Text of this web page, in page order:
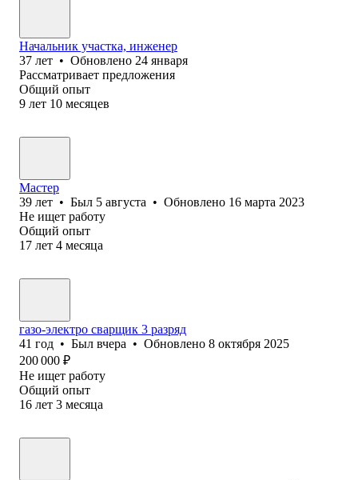
Начальник участка, инженер
37 лет • Обновлено 24 января
Рассматривает предложения
Общий опыт
9 лет 10 месяцев
Мастер
39 лет • Был 5 августа • Обновлено 16 марта 2023
Не ищет работу
Общий опыт
17 лет 4 месяца
газо-электро сварщик 3 разряд
41 год • Был вчера • Обновлено 8 октября 2025
200 000 ₽
Не ищет работу
Общий опыт
16 лет 3 месяца